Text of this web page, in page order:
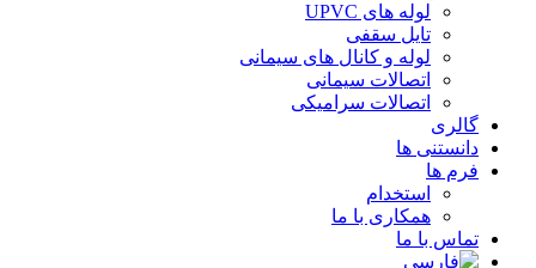
لوله های UPVC
تایل سقفی
لوله و کانال های سیمانی
اتصالات سیمانی
اتصالات سرامیکی
گالری
دانستنی ها
فرم ها
استخدام
همکاری با ما
تماس با ما